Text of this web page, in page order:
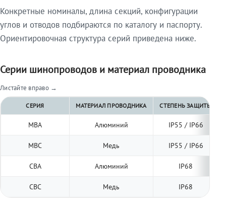
Конкретные номиналы, длина секций, конфигурации
углов и отводов подбираются по каталогу и паспорту.
Ориентировочная структура серий приведена ниже.
Серии шинопроводов и материал проводника
Листайте вправо →
СЕРИЯ МАТЕРИАЛ ПРОВОДНИКА СТЕПЕНЬ ЗАЩИТЫ
МВА Алюминий IP55 / IP66
МВС Медь IP55 / IP66
СВА Алюминий IP68
СВС Медь IP68